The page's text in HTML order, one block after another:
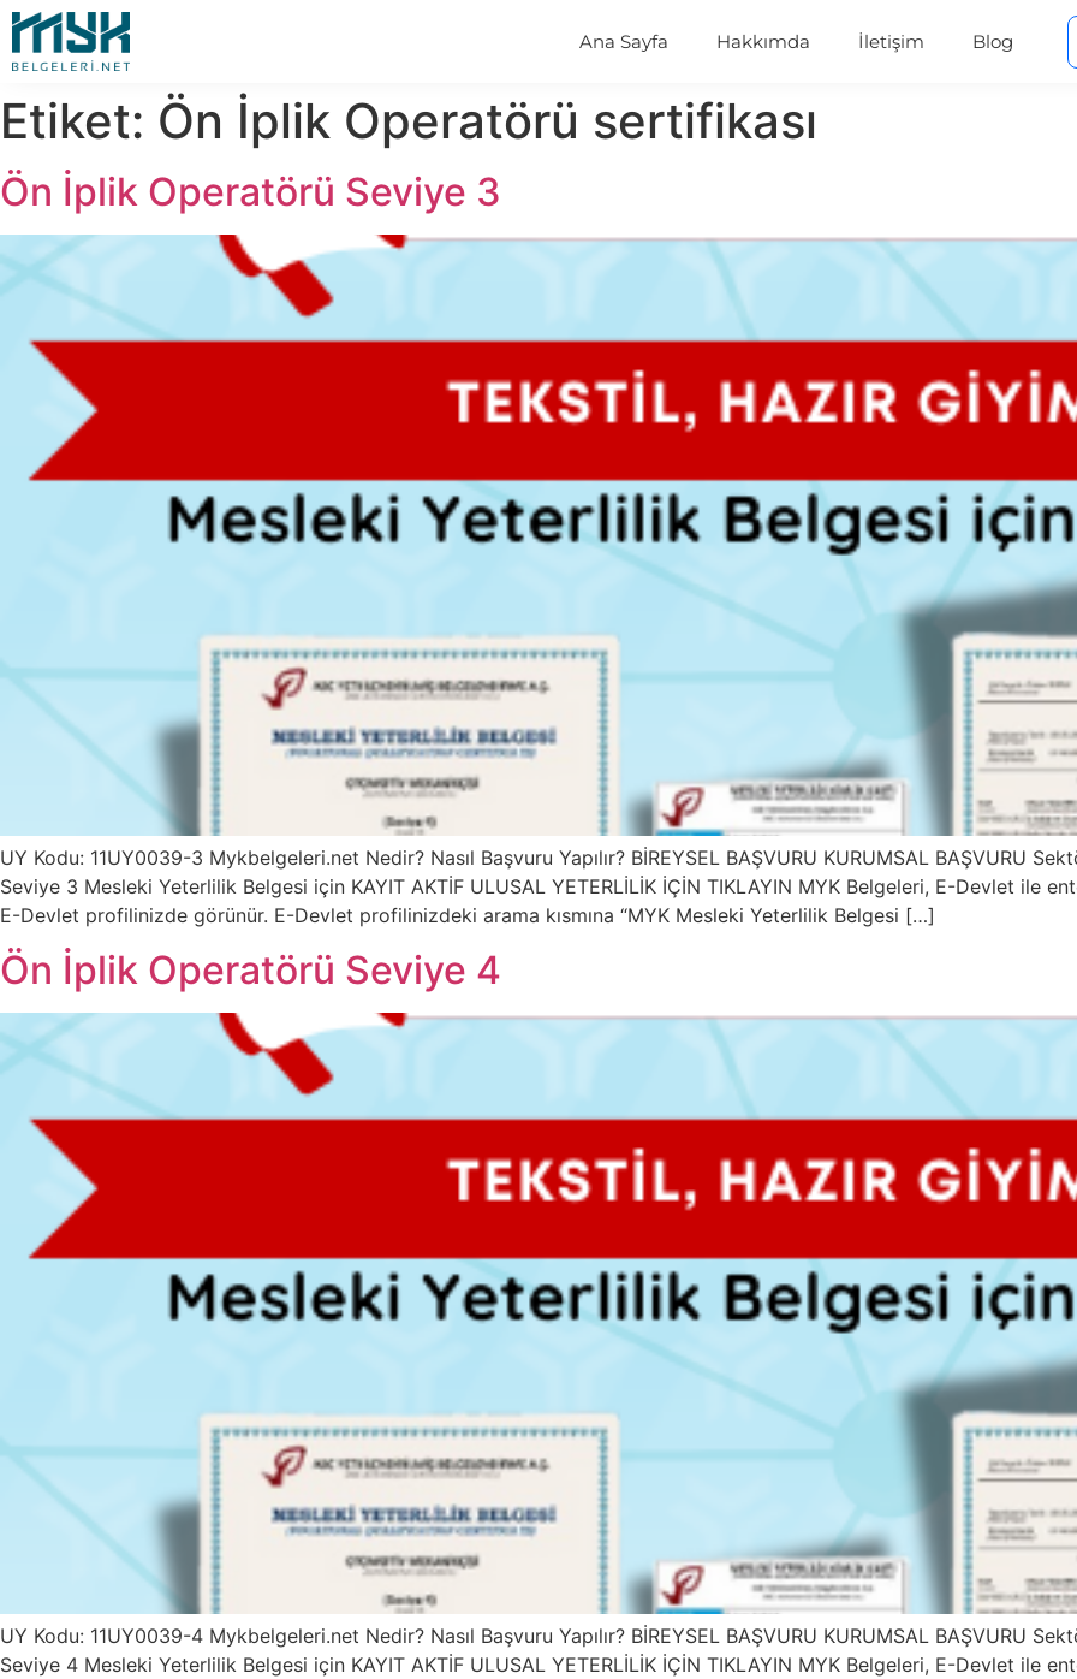
Ana Sayfa Hakkımda İletişim Blog
Etiket: Ön İplik Operatörü sertifikası
Ön İplik Operatörü Seviye 3
UY Kodu: 11UY0039-3 Mykbelgeleri.net Nedir? Nasıl Başvuru Yapılır? BİREYSEL BAŞVURU KURUMSAL BAŞVURU
Seviye 3 Mesleki Yeterlilik Belgesi için KAYIT AKTİF ULUSAL YETERLİLİK İÇİN TIKLAYIN MYK Belgeleri, E-Devlet ile
E-Devlet profilinizde görünür. E-Devlet profilinizdeki arama kısmına “MYK Mesleki Yeterlilik Belgesi […]
Ön İplik Operatörü Seviye 4
UY Kodu: 11UY0039-4 Mykbelgeleri.net Nedir? Nasıl Başvuru Yapılır? BİREYSEL BAŞVURU KURUMSAL BAŞVURU
Seviye 4 Mesleki Yeterlilik Belgesi için KAYIT AKTİF ULUSAL YETERLİLİK İÇİN TIKLAYIN MYK Belgeleri, E-Devlet ile